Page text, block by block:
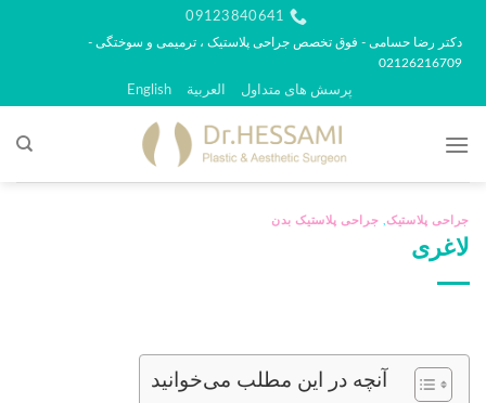
محتوا
09123840641
دکتر رضا حسامی - فوق تخصص جراحی پلاستیک ، ترمیمی و سوختگی -
02126216709
پرسش های متداول العربية English
جراحی پلاستیک جراحی پلاستیک بدن
لاغری
آنچه در این مطلب می‌خوانید